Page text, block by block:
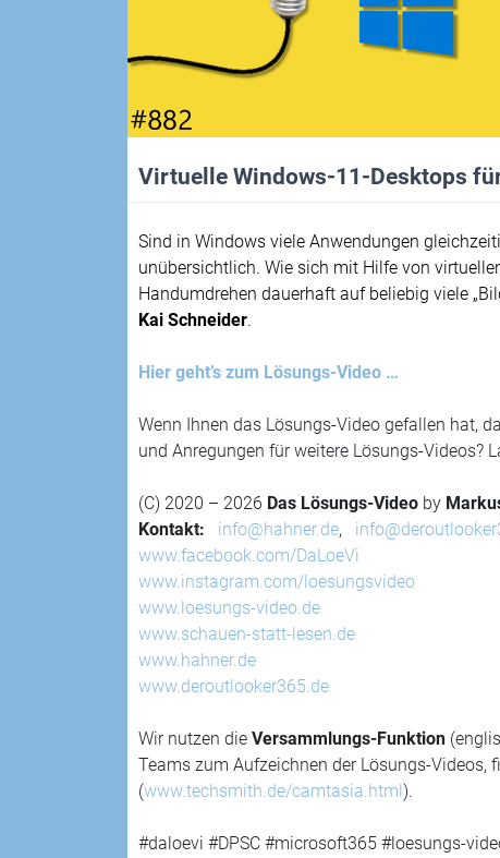
Virtuelle Windows-11-Desktops
Sind in Windows viele Anwendungen
unübersichtlich. Wie sich mit Hilfe von
Handumdrehen dauerhaft auf beliebig viele
Kai Schneider.
Hier geht’s zum Lösungs-Video …
Wenn Ihnen das Lösungs-Video gefallen hat,
und Anregungen für weitere Lösungs-Videos?
(C) 2020 – 2026 Das Lösungs-Video by
Kontakt:
info@hahner.de,
www.facebook.com/DaLoeVi
www.instagram.com/loesungsvideo
www.loesungs-video.de
www.schauen-statt-lesen.de
www.hahner.de
www.deroutlooker365.de
Wir nutzen die Versammlungs-Funktion
Teams zum Aufzeichnen der Lösungs-Videos,
(www.techsmith.de/camtasia.html ).
#daloevi #DPSC #microsoft365 #loesungs-